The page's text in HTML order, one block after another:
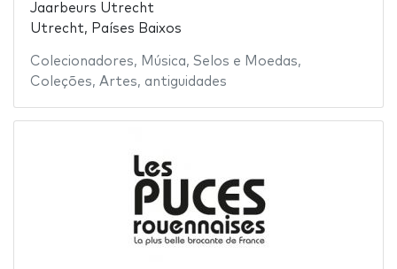
Jaarbeurs Utrecht
Utrecht, Países Baixos
Colecionadores, Música, Selos e Moedas,
Coleções, Artes, antiguidades